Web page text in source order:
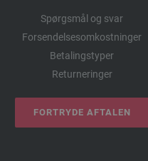
Spørgsmål og svar
Forsendelsesomkostninger
Betalingstyper
Returneringer
FORTRYDE AFTALEN